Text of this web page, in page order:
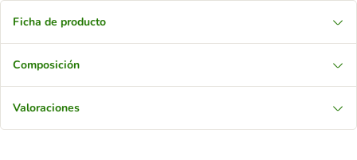
Ficha de producto
Composición
Valoraciones